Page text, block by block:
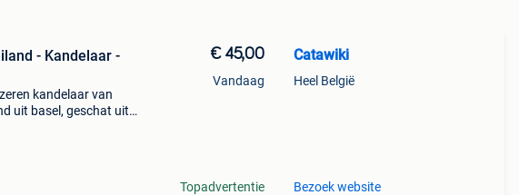
- Kandelaar -
kandelaar van
uit basel, geschat uit
€ 45,00
Vandaag
Topadvertentie
Catawiki
Heel België
Bezoek website